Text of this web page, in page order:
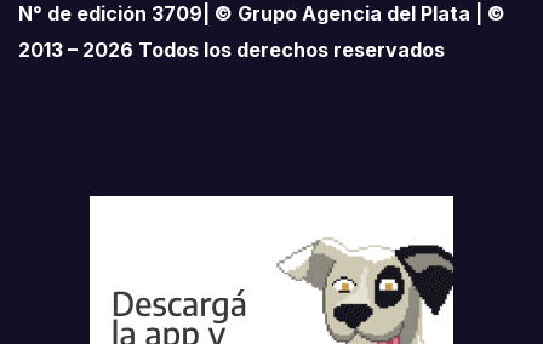
N° de edición 3709| © Grupo Agencia del Plata | ©
2013 – 2026 Todos los derechos reservados